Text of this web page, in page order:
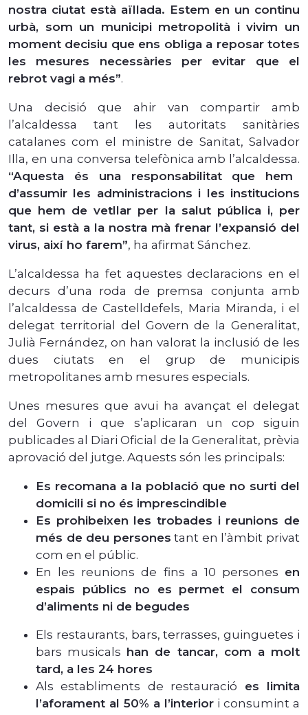
nostra ciutat està aïllada. Estem en un continu
urbà, som un municipi metropolità i vivim un
moment decisiu que ens obliga a reposar totes
les mesures necessàries per evitar que el
rebrot vagi a més”.
Una decisió que ahir van compartir amb
l’alcaldessa tant les autoritats sanitàries
catalanes com el ministre de Sanitat, Salvador
Illa, en una conversa telefònica amb l’alcaldessa.
“Aquesta és una responsabilitat que hem
d’assumir les administracions i les institucions
que hem de vetllar per la salut pública i, per
tant, si està a la nostra mà frenar l’expansió del
virus, així ho farem”, ha afirmat Sánchez.
L’alcaldessa ha fet aquestes declaracions en el
decurs d’una roda de premsa conjunta amb
l’alcaldessa de Castelldefels, Maria Miranda, i el
delegat territorial del Govern de la Generalitat,
Julià Fernández, on han valorat la inclusió de les
dues ciutats en el grup de municipis
metropolitanes amb mesures especials.
Unes mesures que avui ha avançat el delegat
del Govern i que s’aplicaran un cop siguin
publicades al Diari Oficial de la Generalitat, prèvia
aprovació del jutge. Aquests són les principals:
Es recomana a la població que no surti del
domicili si no és imprescindible
Es prohibeixen les trobades i reunions de
més de deu persones tant en l’àmbit privat
com en el públic.
En les reunions de fins a 10 persones en
espais públics no es permet el consum
d’aliments ni de begudes
Els restaurants, bars, terrasses, guinguetes i
bars musicals han de tancar, com a molt
tard, a les 24 hores
Als establiments de restauració es limita
l’aforament al 50% a l’interior i consumint a